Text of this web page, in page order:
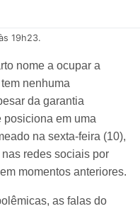
19h23.
nome a ocupar a
nenhuma
da garantia
em uma
na sexta-feira (10),
redes sociais por
momentos anteriores.
as falas do